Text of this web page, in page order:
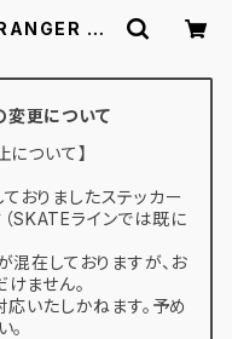
TH
更について
について】
おりましたステッカー
SKATEラインでは既に
在しておりますが、お
ません。
いたしかねます。予め
。